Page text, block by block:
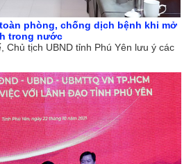
phòng, chống dịch bệnh khi mở
trong nước
Chủ tịch UBND tỉnh Phú Yên lưu ý các